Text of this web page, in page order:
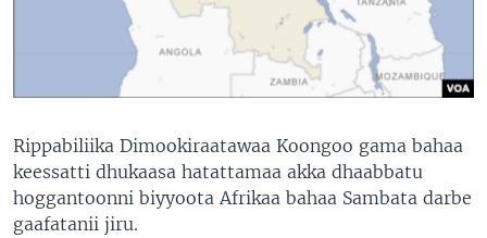
Rippabiliika Dimookiraatawaa Koongoo gama bahaa
keessatti dhukaasa hatattamaa akka dhaabbatu
hoggantoonni biyyoota Afrikaa bahaa Sambata darbe
gaafatanii jiru.